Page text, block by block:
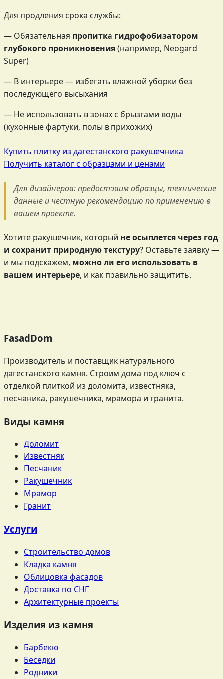
Для продления срока службы:
— Обязательная пропитка гидрофобизатором
глубокого проникновения(например, Neogard
Super)
— В интерьере — избегать влажной уборки без
последующего высыхания
— Не использовать в зонах с брызгами воды
(кухонные фартуки, полы в прихожих)
Купить плитку из дагестанского ракушечника
Получить каталог с образцами и ценами
Для дизайнеров: предоставим образцы, технические
данные и честную рекомендацию по применению в
вашем проекте.
Хотите ракушечник, который не осыплется через год
и сохранит природную текстуру? Оставьте заявку —
и мы подскажем, можно ли его использовать в
вашем интерьере, и как правильно защитить.
FasadDom
Производитель и поставщик натурального
дагестанского камня. Строим дома под ключ с
отделкой плиткой из доломита, известняка,
песчаника, ракушечника, мрамора и гранита.
Виды камня
Доломит
Известняк
Песчаник
Ракушечник
Мрамор
Гранит
Услуги
Строительство домов
Кладка камня
Облицовка фасадов
Доставка по СНГ
Архитектурные проекты
Изделия из камня
Барбекю
Беседки
Родники